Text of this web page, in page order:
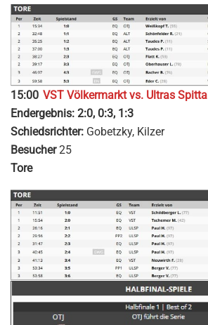
15:00 VST Völkermarkt vs. Ultras Spittal
Endergebnis: 2:0, 0:3, 1:3
Schiedsrichter: Gobetzky, Kilzer
Besucher25
Tore